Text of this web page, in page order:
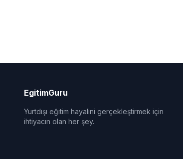
EgitimGuru
Yurtdışı eğitim hayalini gerçekleştirmek için
ihtiyacın olan her şey.